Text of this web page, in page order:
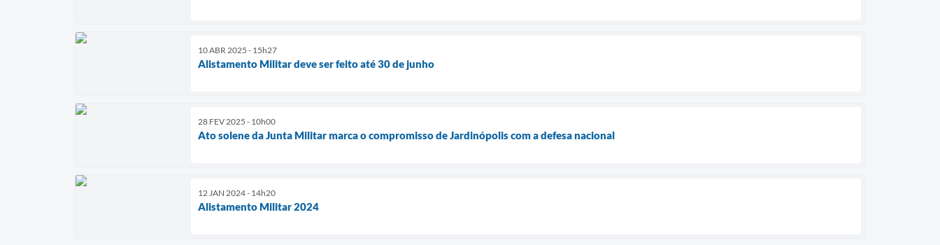
10 ABR 2025 - 15h27
Alistamento Militar deve ser feito até 30 de junho
28 FEV 2025 - 10h00
Ato solene da Junta Militar marca o compromisso de Jardinópolis com a defesa nacional
12 JAN 2024 - 14h20
Alistamento Militar 2024